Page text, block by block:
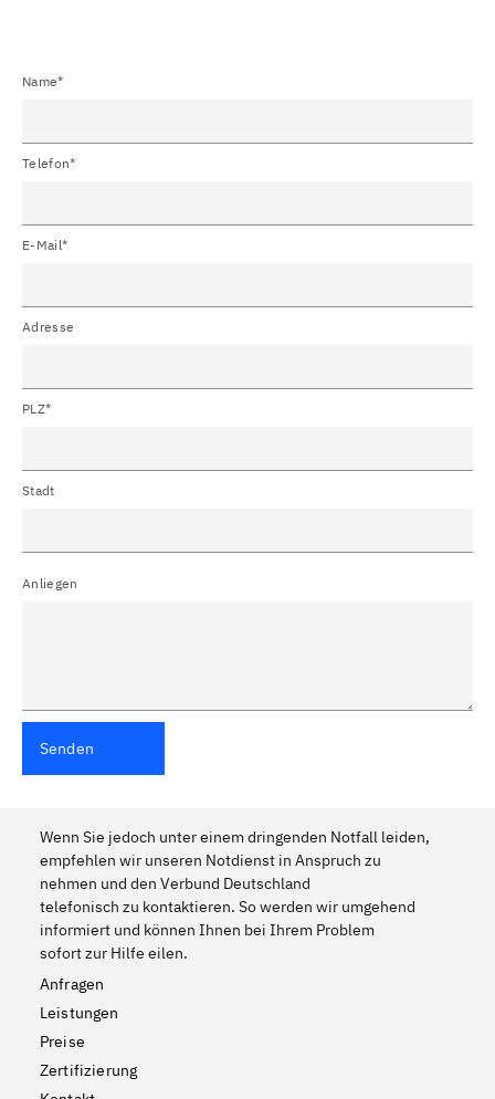
Name*
Telefon*
E-Mail*
Adresse
PLZ*
Stadt
Anliegen
Senden
Wenn Sie jedoch unter einem dringenden Notfall leiden,
empfehlen wir unseren Notdienst in Anspruch zu
nehmen und den Verbund Deutschland
telefonisch zu kontaktieren. So werden wir umgehend
informiert und können Ihnen bei Ihrem Problem
sofort zur Hilfe eilen.
Anfragen
Leistungen
Preise
Zertifizierung